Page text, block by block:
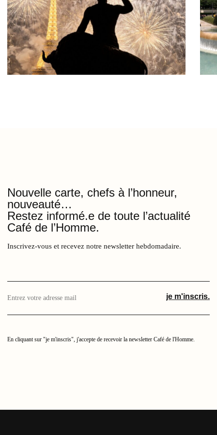
17PLACE DU TROCADERO 75016 PARIS
Nouvelle carte, chefs à l’honneur,
nouveauté…
Restez informé.e de toute l’actualité
Café de l’Homme.
Inscrivez-vous et recevez notre newsletter hebdomadaire.
your
En cliquant sur "je m'inscris", j'accepte de recevoir la newsletter Café de l'Homme.
je m'inscris.